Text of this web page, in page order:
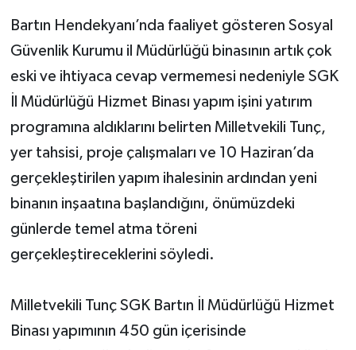
Bartın Hendekyanı’nda faaliyet gösteren Sosyal
Güvenlik Kurumu il Müdürlüğü binasının artık çok
eski ve ihtiyaca cevap vermemesi nedeniyle SGK
İl Müdürlüğü Hizmet Binası yapım işini yatırım
programına aldıklarını belirten Milletvekili Tunç,
yer tahsisi, proje çalışmaları ve 10 Haziran’da
gerçekleştirilen yapım ihalesinin ardından yeni
binanın inşaatına başlandığını, önümüzdeki
günlerde temel atma töreni
gerçekleştireceklerini söyledi.
Milletvekili Tunç SGK Bartın İl Müdürlüğü Hizmet
Binası yapımının 450 gün içerisinde